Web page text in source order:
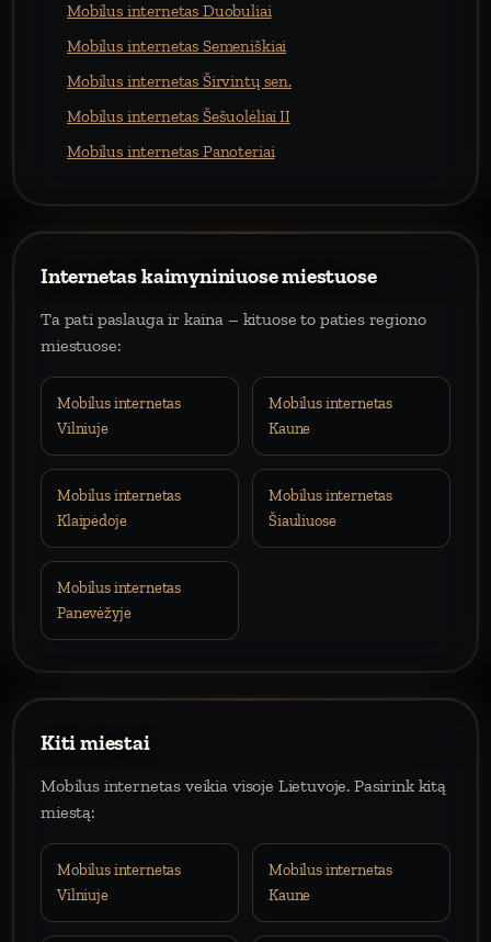
Mobilus internetas Duobuliai
Mobilus internetas Semeniškiai
Mobilus internetas Širvintų sen.
Mobilus internetas Šešuolėliai II
Mobilus internetas Panoteriai
Internetas kaimyniniuose miestuose
Ta pati paslauga ir kaina – kituose to paties regiono
miestuose:
Mobilus internetas
Vilniuje
Mobilus internetas
Kaune
Mobilus internetas
Klaipėdoje
Mobilus internetas
Šiauliuose
Mobilus internetas
Panevėžyje
Kiti miestai
Mobilus internetas veikia visoje Lietuvoje. Pasirink kitą
miestą:
Mobilus internetas
Vilniuje
Mobilus internetas
Kaune